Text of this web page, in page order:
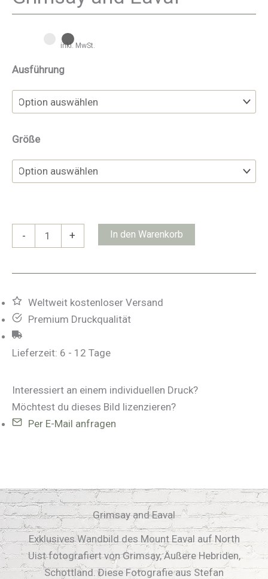
inkl. MwSt.
Ausführung
Größe
-
Grimsay
and
+ In den Warenkorb
Weltweit kostenloser Versand
Premium Druckqualität
Lieferzeit: 6 - 12 Tage
Interessiert an einem individuellen Druck?
Möchtest du dieses Bild lizenzieren?
Per E-Mail anfragen
Grimsay and Eaval
Exklusives Wandbild des Mount Eaval auf North
Uist fotografiert von Grimsay, Äußere Hebriden,
Schottland. Diese Fotografie aus Stefan